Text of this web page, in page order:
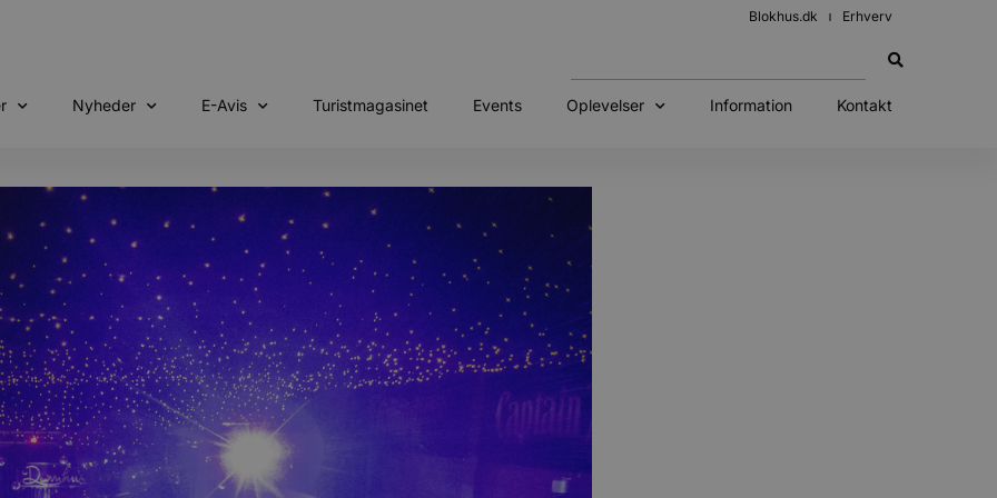
Blokhus.dk Erhverv
Nyheder E-Avis Turistmagasinet Events Oplevelser Information Kontakt